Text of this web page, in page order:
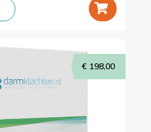
+
€ 198,00